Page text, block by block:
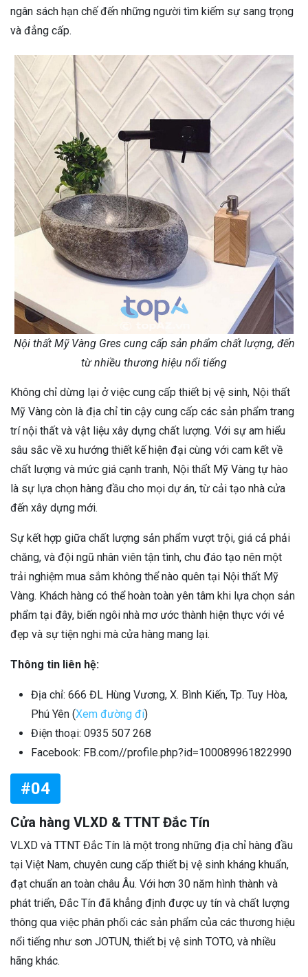
ngân sách hạn chế đến những người tìm kiếm sự sang trọng
và đẳng cấp.
Nội thất Mỹ Vàng Gres cung cấp sản phẩm chất lượng, đến
từ nhiều thương hiệu nổi tiếng
Không chỉ dừng lại ở việc cung cấp thiết bị vệ sinh, Nội thất
Mỹ Vàng còn là địa chỉ tin cậy cung cấp các sản phẩm trang
trí nội thất và vật liệu xây dựng chất lượng. Với sự am hiểu
sâu sắc về xu hướng thiết kế hiện đại cùng với cam kết về
chất lượng và mức giá cạnh tranh, Nội thất Mỹ Vàng tự hào
là sự lựa chọn hàng đầu cho mọi dự án, từ cải tạo nhà cửa
đến xây dựng mới.
Sự kết hợp giữa chất lượng sản phẩm vượt trội, giá cả phải
chăng, và đội ngũ nhân viên tận tình, chu đáo tạo nên một
trải nghiệm mua sắm không thể nào quên tại Nội thất Mỹ
Vàng. Khách hàng có thể hoàn toàn yên tâm khi lựa chọn sản
phẩm tại đây, biến ngôi nhà mơ ước thành hiện thực với vẻ
đẹp và sự tiện nghi mà cửa hàng mang lại.
Thông tin liên hệ:
Địa chỉ: 666 ĐL Hùng Vương, X. Bình Kiến, Tp. Tuy Hòa,
Phú Yên (Xem đường đi)
Điện thoại: 0935 507 268
Facebook: FB.com//profile.php?id=100089961822990
#04
Cửa hàng VLXD & TTNT Đắc Tín
VLXD và TTNT Đắc Tín là một trong những địa chỉ hàng đầu
tại Việt Nam, chuyên cung cấp thiết bị vệ sinh kháng khuẩn,
đạt chuẩn an toàn châu Âu. Với hơn 30 năm hình thành và
phát triển, Đắc Tín đã khẳng định được uy tín và chất lượng
thông qua việc phân phối các sản phẩm của các thương hiệu
nổi tiếng như sơn JOTUN, thiết bị vệ sinh TOTO, và nhiều
hãng khác.